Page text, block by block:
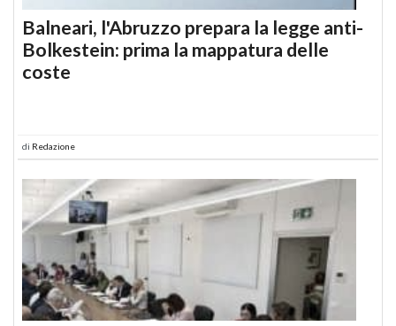
Balneari, l'Abruzzo prepara la legge anti-
Bolkestein: prima la mappatura delle
coste
di Redazione